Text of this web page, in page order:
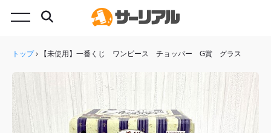
トップ› 【未使用】一番くじ ワンピース チョッパー G賞 グラス